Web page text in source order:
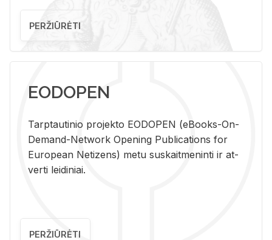
PERŽIŪRĖTI
EODOPEN
Tarp­tau­ti­nio pro­jek­to EO­DO­PEN (eBo­oks-On-
De­mand-Ne­twork Ope­ning Pub­li­ca­tions for
Eu­ro­pe­an Ne­ti­zens) metu su­skait­me­nin­ti ir at­
ver­ti lei­di­niai.
PERŽIŪRĖTI